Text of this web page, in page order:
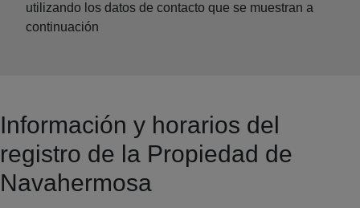
utilizando los datos de contacto que se muestran a
continuación
Información y horarios del
registro de la Propiedad de
Navahermosa